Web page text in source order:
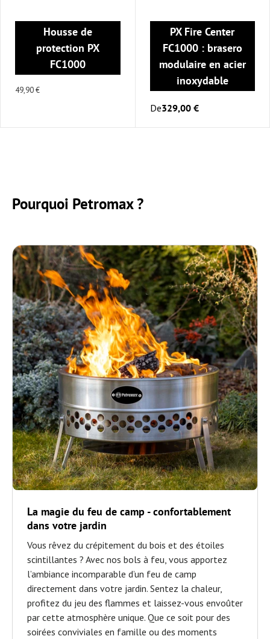
Housse de
protection PX
FC1000
49,90 €
PX Fire Center
FC1000 : brasero
modulaire en acier
inoxydable
De329,00 €
Pourquoi Petromax ?
La magie du feu de camp - confortablement
dans votre jardin
Vous rêvez du crépitement du bois et des étoiles
scintillantes ? Avec nos bols à feu, vous apportez
l’ambiance incomparable d’un feu de camp
directement dans votre jardin. Sentez la chaleur,
profitez du jeu des flammes et laissez-vous envoûter
par cette atmosphère unique. Que ce soit pour des
soirées conviviales en famille ou des moments